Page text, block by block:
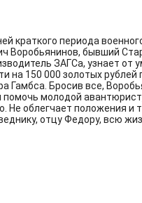
краткого периода
Воробьянинов, бывший
ЗАГСа, узнает от
150 000 золотых рублей
Гамбса. Бросив все,
молодой
Не облегчает положения и
отцу Федору, всю